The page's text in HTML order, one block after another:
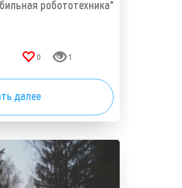
робототехника"
0 1
далее